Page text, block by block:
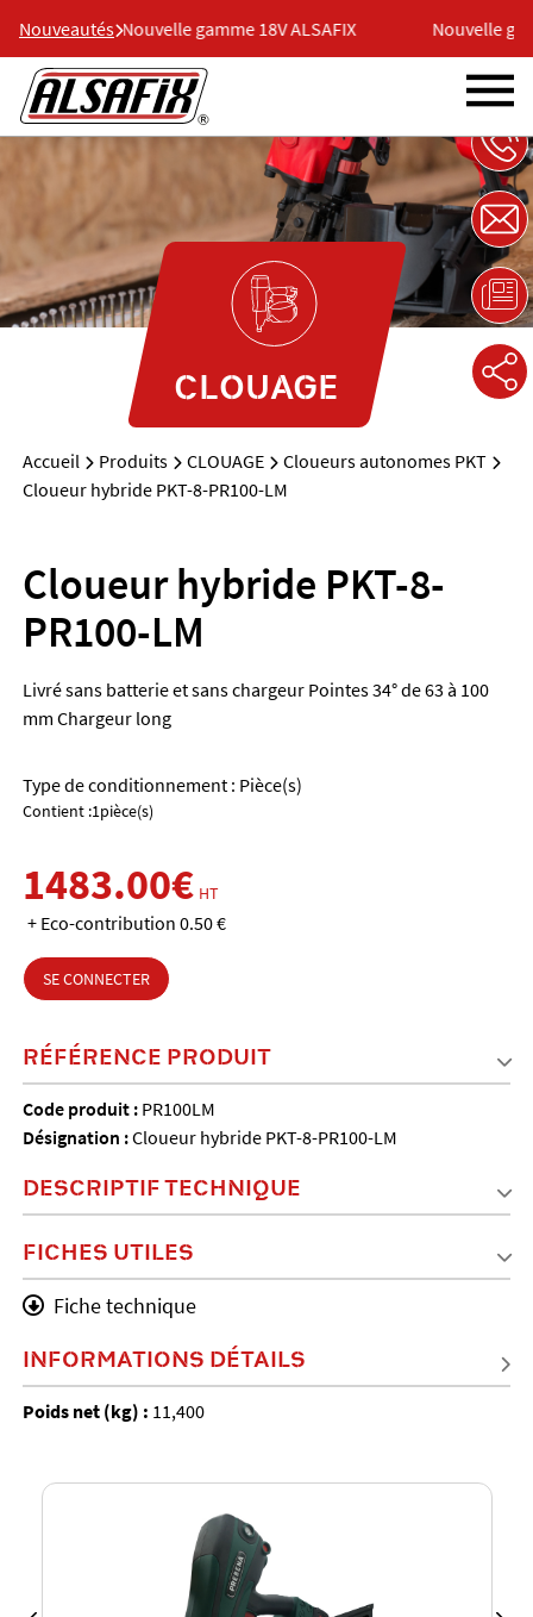
NouveautésNouvelle gamme 18V ALSAFIX Nouvelle
CLOUAGE
Accueil Produits CLOUAGE
Cloueurs autonomes PKT
Cloueur hybride PKT-8-PR100-LM
Cloueur hybride PKT-8-
PR100-LM
Livré sans batterie et sans chargeur Pointes 34° de 63 à 100
mm Chargeur long
Type de conditionnement : Pièce(s)
Contient :1pièce(s)
1483.00€ HT
+ Eco-contribution 0.50 €
SE CONNECTER
RÉFÉRENCE PRODUIT
Code produit : PR100LM
Désignation :Cloueur hybride PKT-8-PR100-LM
DESCRIPTIF TECHNIQUE
FICHES UTILES
Fiche technique
INFORMATIONS DÉTAILS
Poids net (kg) : 11,400